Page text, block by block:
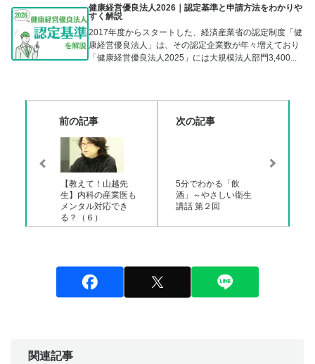
健康経営優良法人2026｜認定基準と申請方法をわかりや
すく解説
2017年度からスタートした、経済産業省の認定制度「健
康経営優良法人」は、その認定企業数が年々増えており
「健康経営優良法人2025」には大規模法人部門3,400...
前の記事
【教えて！山越先
生】内科の産業医も
メンタル対応でき
る？（６）
次の記事
5分でわかる「飲
酒」～やさしい衛生
講話 第２回
関連記事